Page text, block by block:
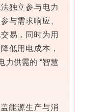
独立参与电力
与需求响应、
易，同时为用
低用电成本，
力供需的 “智慧
能源生产与消